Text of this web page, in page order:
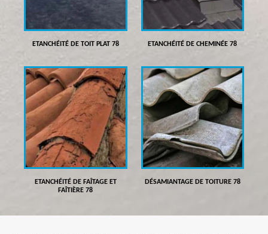
ETANCHÉITÉ DE TOIT PLAT 78 ETANCHÉITÉ DE CHEMINÉE 78
ETANCHÉITÉ DE FAÎTAGE ET
FAÎTIÈRE 78
DÉSAMIANTAGE DE TOITURE 78